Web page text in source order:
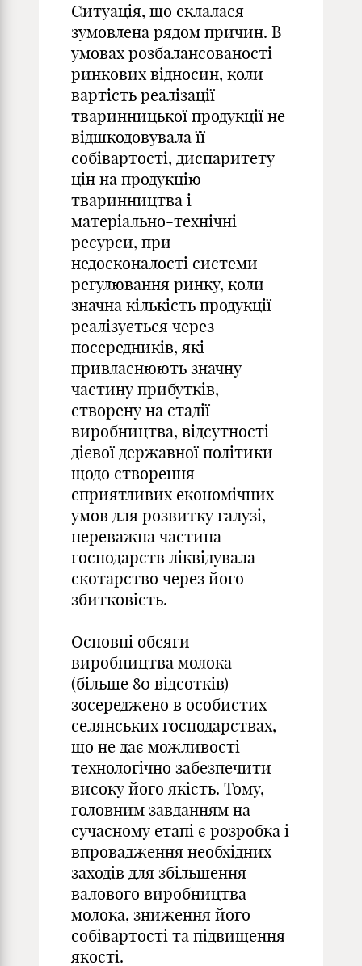
Ситуація, що склалася
зумовлена рядом причин. В
умовах розбалансованості
ринкових відносин, коли
вартість реалізації
тваринницької продукції не
відшкодовувала її
собівартості, диспаритету
цін на продукцію
тваринництва і
матеріально-технічні
ресурси, при
недосконалості системи
регулювання ринку, коли
значна кількість продукції
реалізується через
посередників, які
привласнюють значну
частину прибутків,
створену на стадії
виробництва, відсутності
дієвої державної політики
щодо створення
сприятливих економічних
умов для розвитку галузі,
переважна частина
господарств ліквідувала
скотарство через його
збитковість.
Основні обсяги
виробництва молока
(більше 80 відсотків)
зосереджено в особистих
селянських господарствах,
що не дає можливості
технологічно забезпечити
високу його якість. Тому,
головним завданням на
сучасному етапі є розробка і
впровадження необхідних
заходів для збільшення
валового виробництва
молока, зниження його
собівартості та підвищення
якості.